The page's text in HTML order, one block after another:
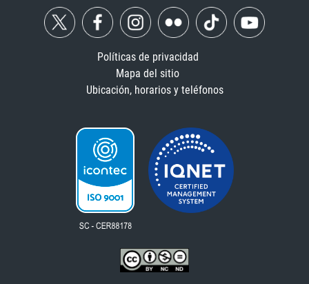
Políticas de privacidad
Mapa del sitio
Ubicación, horarios y teléfonos